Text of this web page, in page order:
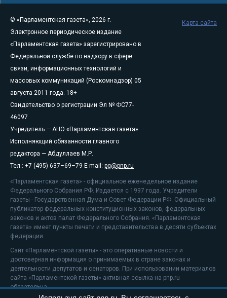
© «Парламентская газета», 2026 г.
Электронное периодическое издание
«Парламентская газета» зарегистрировано в
Федеральной службе по надзору в сфере
связи, информационных технологий и
массовых коммуникаций (Роскомнадзор) 05
августа 2011 года. 18+
Свидетельство о регистрации Эл № ФС77-
46097
Учредитель — АНО «Парламентская газета»
Исполняющий обязанности главного
редактора — Абдуллаев М.Р.
Тел.: +7 (495) 637–69–79 E-mail: pg@pnp.ru
«Парламентская газета» - официальное еженедельное издание
Федерального Собрания РФ. Издается с 1997 года. Учредители
газеты - Государственная Дума и Совет Федерации РФ. Официальный
публикатор федеральных конституционных законов, федеральных
законов и актов палат Федерального Собрания. «Парламентская
газета» имеет пункты печати и представительства в десяти субъектах
федерации.
Сайт «Парламентской газеты» - это оперативные новости и
достоверная информация о принимаемых в стране законах и
деятельности депутатов и сенаторов. При использовании материалов
сайта «Парламентской газеты» активная ссылка на pnp.ru
обязательна.
Карта сайта